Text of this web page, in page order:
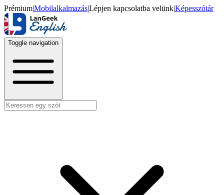
Prémium|Mobilalkalmazás|Lépjen kapcsolatba velünk|Képesszótár
Toggle navigation